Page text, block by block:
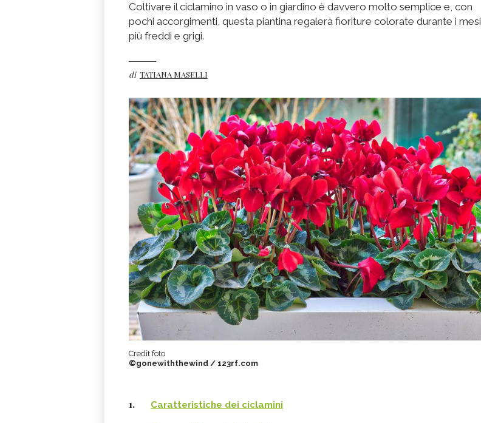
Coltivare il ciclamino in vaso o in giardino è davvero molto semplice e, con
pochi accorgimenti, questa piantina regalerà fioriture colorate durante i mesi
più freddi e grigi.
di TATIANA MASELLI
Credit foto
©gonewiththewind / 123rf.com
Caratteristiche dei ciclamini